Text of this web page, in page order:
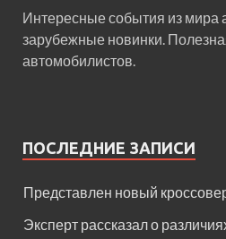
Интересные события из мира
зарубежные новинки.
автомобилистов.
ПОСЛЕДНИЕ ЗАПИСИ
Представлен новый
Эксперт рассказал о